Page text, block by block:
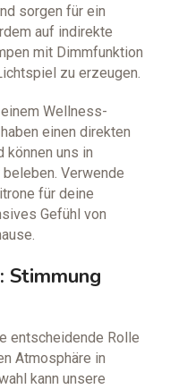
sorgen für ein
auf indirekte
mit Dimmfunktion
zu erzeugen.
Wellness-
einen direkten
können uns in
Verwende
für deine
Gefühl von
Stimmung
entscheidende Rolle
Atmosphäre in
kann unsere